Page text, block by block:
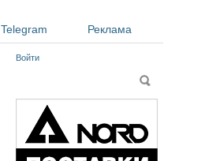
Telegram Реклама
Войти
Поиск